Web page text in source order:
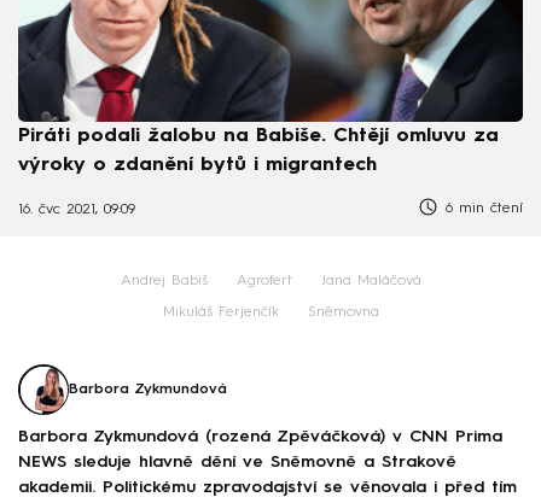
Piráti podali žalobu na Babiše. Chtějí omluvu za
výroky o zdanění bytů i migrantech
16. čvc 2021, 09:09 6 min čtení
Andrej Babiš Agrofert Jana Maláčová
Mikuláš Ferjenčík Sněmovna
Barbora Zykmundová
Barbora Zykmundová (rozená Zpěváčková) v CNN Prima
NEWS sleduje hlavně dění ve Sněmovně a Strakově
akademii. Politickému zpravodajství se věnovala i před tím